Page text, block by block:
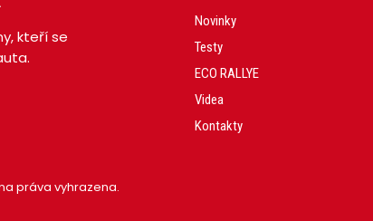
kteří se
Novinky
Testy
ECO RALLYE
Videa
Kontakty
práva vyhrazena.